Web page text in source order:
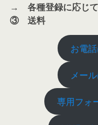
→ 各種登録に応じて
③ 送料
お電
メー
専用フォ